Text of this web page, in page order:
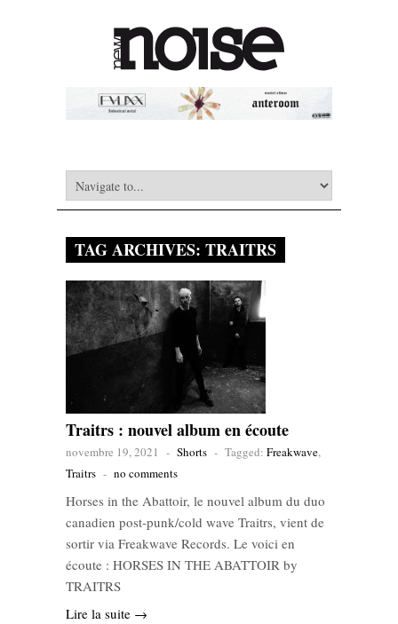
TAG ARCHIVES: TRAITRS
Traitrs : nouvel album en écoute
novembre 19, 2021 - Shorts - Tagged: Freakwave,
Traitrs - no comments
Horses in the Abattoir, le nouvel album du duo
canadien post-punk/cold wave Traitrs, vient de
sortir via Freakwave Records. Le voici en
écoute : HORSES IN THE ABATTOIR by
TRAITRS
Lire la suite →